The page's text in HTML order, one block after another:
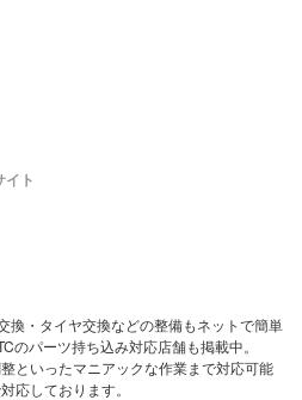
イト
換・タイヤ交換などの整備もネットで簡単
のパーツ持ち込み対応店舗も掲載中。
といったマニアックな作業まで対応可能
応しております。